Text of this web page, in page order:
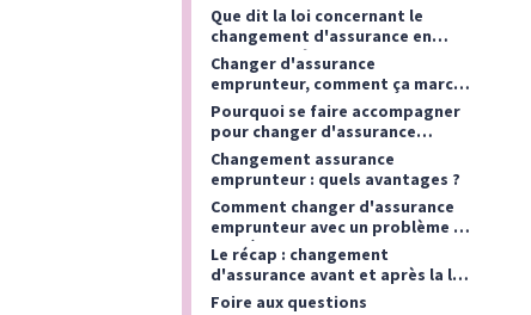
Que dit la loi concernant le
changement d'assurance en
cours de prêt ?
Changer d'assurance
emprunteur, comment ça marche
?
Pourquoi se faire accompagner
pour changer d'assurance
emprunteur ?
Changement assurance
emprunteur : quels avantages ?
Comment changer d'assurance
emprunteur avec un problème de
santé ?
Le récap : changement
d'assurance avant et après la loi
Lemoine
Foire aux questions